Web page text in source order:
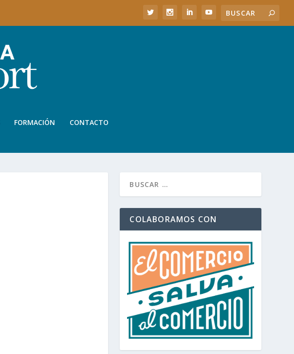
FORMACIÓN CONTACTO
COLABORAMOS CON